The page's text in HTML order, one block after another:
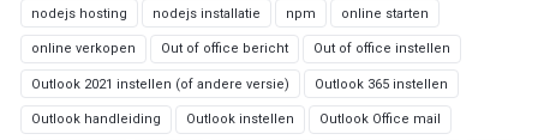
nodejs hosting nodejs installatie npm online starten
online verkopen Out of office bericht Out of office instellen
Outlook 2021 instellen (of andere versie) Outlook 365 instellen
Outlook handleiding Outlook instellen Outlook Office mail